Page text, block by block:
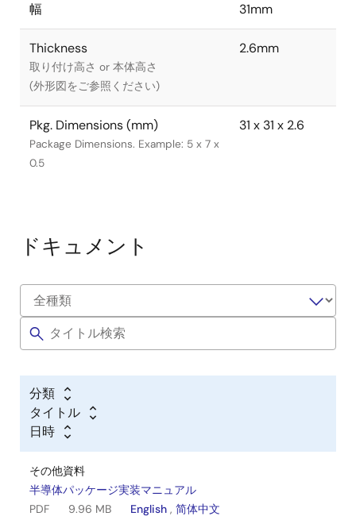
幅 31mm
Thickness
取り付け高さ or 本体高さ
(外形図をご参照ください)
2.6mm
Pkg. Dimensions (mm)
Package Dimensions. Example: 5 x 7 x
0.5
31 x 31 x 2.6
ドキュメント
分類
タイトル
日時
その他資料
半導体パッケージ実装マニュアル
PDF
9.96 MB English , 简体中文